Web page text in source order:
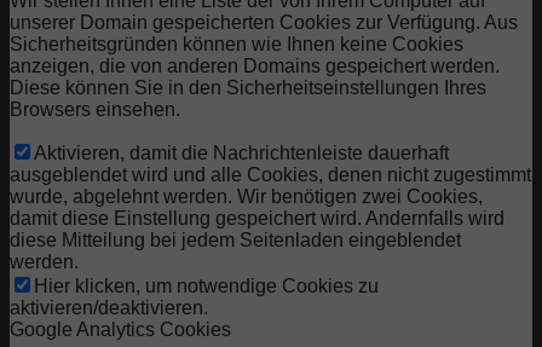
unserer Domain gespeicherten Cookies zur Verfügung. Aus
Sicherheitsgründen können wie Ihnen keine Cookies
anzeigen, die von anderen Domains gespeichert werden.
Diese können Sie in den Sicherheitseinstellungen Ihres
Browsers einsehen.
Aktivieren, damit die Nachrichtenleiste dauerhaft
ausgeblendet wird und alle Cookies, denen nicht zugestimmt
wurde, abgelehnt werden. Wir benötigen zwei Cookies,
damit diese Einstellung gespeichert wird. Andernfalls wird
diese Mitteilung bei jedem Seitenladen eingeblendet
werden.
Hier klicken, um notwendige Cookies zu
aktivieren/deaktivieren.
Google Analytics Cookies